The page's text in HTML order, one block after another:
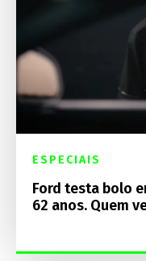
ESPECIAIS
Ford testa bolo
62 anos. Quem